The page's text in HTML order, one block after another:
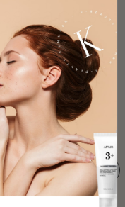
på disse